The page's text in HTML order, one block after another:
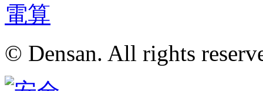
© Densan. All rights